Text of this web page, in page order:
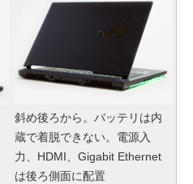
斜め後ろから。バッテリは内
蔵で着脱できない。電源入
力、HDMI、Gigabit Ethernet
は後ろ側面に配置